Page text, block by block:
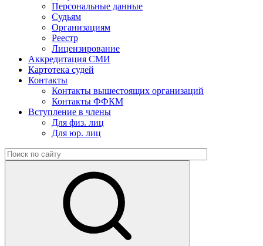
Персональные данные
Судьям
Организациям
Реестр
Лицензирование
Аккредитация СМИ
Картотека судей
Контакты
Контакты вышестоящих организаций
Контакты ФФКМ
Вступление в члены
Для физ. лиц
Для юр. лиц